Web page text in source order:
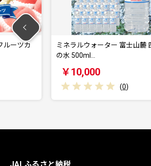
ルーツカ
ミネラルウォーター 富士山麓
の水 500ml…
￥10,000
(0)
JALふるさと納税